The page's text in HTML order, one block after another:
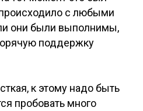
с любыми
они были выполнимы,
поддержку
к этому надо быть
пробовать много